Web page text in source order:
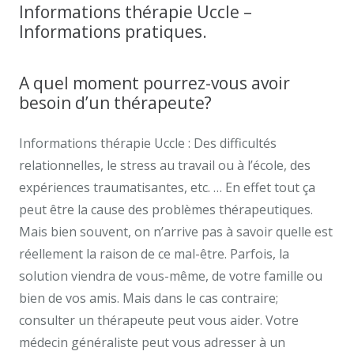
Informations thérapie Uccle –
Informations pratiques.
A quel moment pourrez-vous avoir
besoin d’un thérapeute?
Informations thérapie Uccle : Des difficultés
relationnelles, le stress au travail ou à l’école, des
expériences traumatisantes, etc. … En effet tout ça
peut être la cause des problèmes thérapeutiques.
Mais bien souvent, on n’arrive pas à savoir quelle est
réellement la raison de ce mal-être. Parfois, la
solution viendra de vous-même, de votre famille ou
bien de vos amis. Mais dans le cas contraire;
consulter un thérapeute peut vous aider. Votre
médecin généraliste peut vous adresser à un